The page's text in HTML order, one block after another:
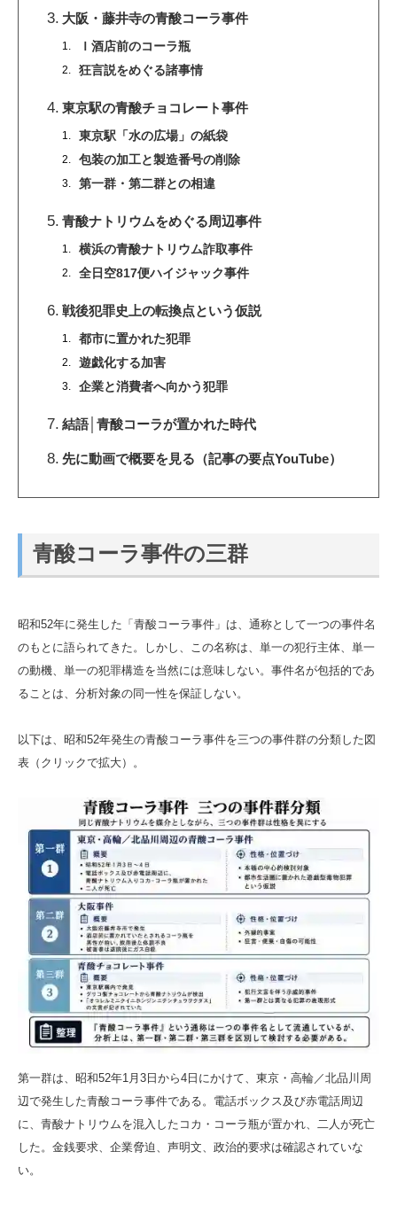
大阪・藤井寺の青酸コーラ事件
Ｉ酒店前のコーラ瓶
狂言説をめぐる諸事情
東京駅の青酸チョコレート事件
東京駅「水の広場」の紙袋
包装の加工と製造番号の削除
第一群・第二群との相違
青酸ナトリウムをめぐる周辺事件
横浜の青酸ナトリウム詐取事件
全日空817便ハイジャック事件
戦後犯罪史上の転換点という仮説
都市に置かれた犯罪
遊戯化する加害
企業と消費者へ向かう犯罪
結語│青酸コーラが置かれた時代
先に動画で概要を見る（記事の要点YouTube）
青酸コーラ事件の三群
昭和52年に発生した「青酸コーラ事件」は、通称として一つの事件名
のもとに語られてきた。しかし、この名称は、単一の犯行主体、単一
の動機、単一の犯罪構造を当然には意味しない。事件名が包括的であ
ることは、分析対象の同一性を保証しない。
以下は、昭和52年発生の青酸コーラ事件を三つの事件群の分類した図
表（クリックで拡大）。
第一群は、昭和52年1月3日から4日にかけて、東京・高輪／北品川周
辺で発生した青酸コーラ事件である。電話ボックス及び赤電話周辺
に、青酸ナトリウムを混入したコカ・コーラ瓶が置かれ、二人が死亡
した。金銭要求、企業脅迫、声明文、政治的要求は確認されていな
い。